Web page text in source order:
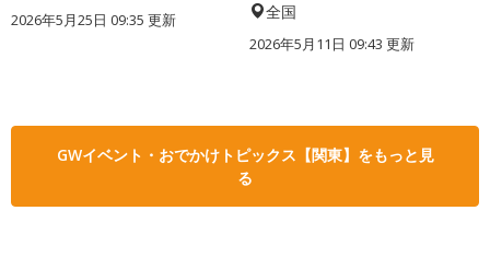
2026年5月25日 09:35 更新 全国
2026年5月11日 09:43 更新
GWイベント・おでかけトピックス【関東】をもっと見
る